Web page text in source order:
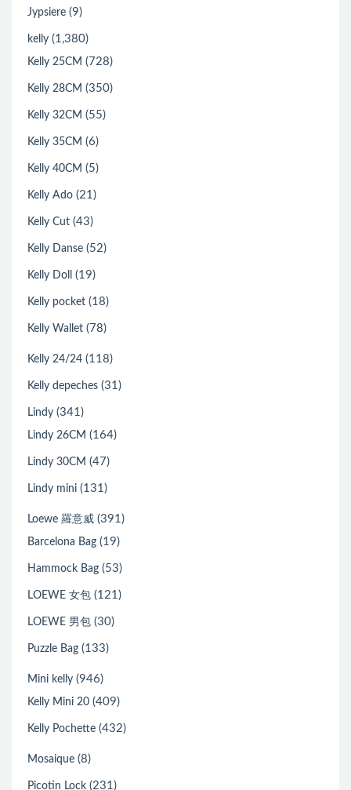
Jypsiere (9)
kelly (1,380)
Kelly 25CM (728)
Kelly 28CM (350)
Kelly 32CM (55)
Kelly 35CM (6)
Kelly 40CM (5)
Kelly Ado (21)
Kelly Cut (43)
Kelly Danse (52)
Kelly Doll (19)
Kelly pocket (18)
Kelly Wallet (78)
Kelly 24/24 (118)
Kelly depeches (31)
Lindy (341)
Lindy 26CM (164)
Lindy 30CM (47)
Lindy mini (131)
Loewe 羅意威 (391)
Barcelona Bag (19)
Hammock Bag (53)
LOEWE 女包 (121)
LOEWE 男包 (30)
Puzzle Bag (133)
Mini kelly (946)
Kelly Mini 20 (409)
Kelly Pochette (432)
Mosaique (8)
Picotin Lock (231)